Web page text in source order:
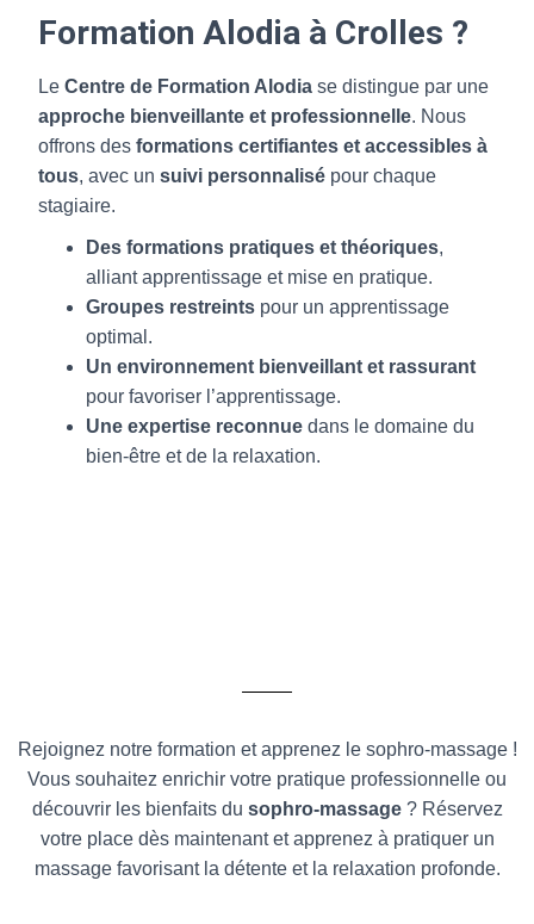
Formation Alodia à Crolles ?
LeCentre de Formation Alodia se distingue par une
approche bienveillante et professionnelle. Nous
offrons desformations certifiantes et accessibles à
tous, avec unsuivi personnalisé pour chaque
stagiaire.
Des formations pratiques et théoriques,
alliant apprentissage et mise en pratique.
Groupes restreints pour un apprentissage
optimal.
Un environnement bienveillant et rassurant
pour favoriser l’apprentissage.
Une expertise reconnue dans le domaine du
bien-être et de la relaxation.
Rejoignez notre formation et apprenez le sophro-massage !
Vous souhaitez enrichir votre pratique professionnelle ou
découvrir les bienfaits du sophro-massage? Réservez
votre place dès maintenant et apprenez à pratiquer un
massage favorisant la détente et la relaxation profonde.